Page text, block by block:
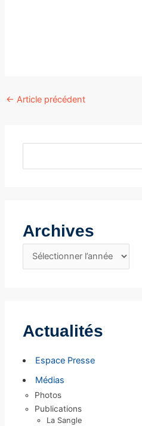
Navigation
← Article précédent
Archives
r
v
Actualités
Espace Presse
Médias
Photos
Publications
La Sangle